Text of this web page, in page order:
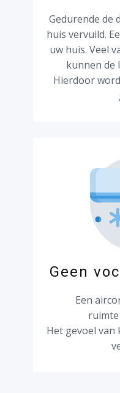
Gedurende de
huis vervuild.
uw huis. Veel
kunnen de
Hierdoor
Geen
Een
Het gevoel van